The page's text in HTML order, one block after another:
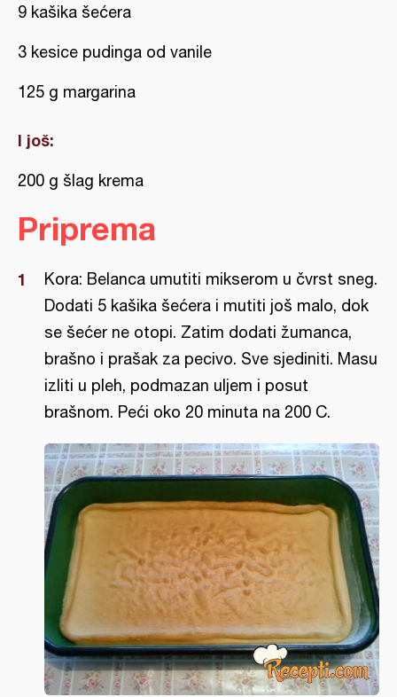
9 kašika šećera
3 kesice pudinga od vanile
125 g margarina
I još:
200 g šlag krema
Priprema
Kora: Belanca umutiti mikserom u čvrst sneg.
Dodati 5 kašika šećera i mutiti još malo, dok
se šećer ne otopi. Zatim dodati žumanca,
brašno i prašak za pecivo. Sve sjediniti. Masu
izliti u pleh, podmazan uljem i posut
brašnom. Peći oko 20 minuta na 200 C.